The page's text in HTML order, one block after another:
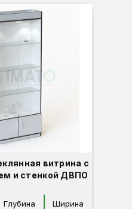
витрина с
и стенкой ДВПО
Глубина
Ширина